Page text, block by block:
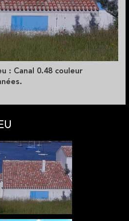
: Canal 0.48 couleur